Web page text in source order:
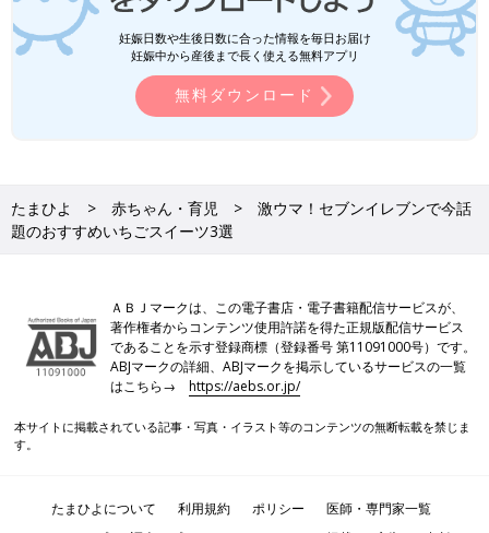
妊娠日数や生後日数に合った情報を毎日お届け
妊娠中から産後まで長く使える無料アプリ
無料ダウンロード
たまひよ 赤ちゃん・育児
激ウマ！セブンイレブンで今話
題のおすすめいちごスイーツ3選
ＡＢＪマークは、この電子書店・電子書籍配信サービスが、
著作権者からコンテンツ使用許諾を得た正規版配信サービス
であることを示す登録商標（登録番号 第11091000号）です。
ABJマークの詳細、ABJマークを掲示しているサービスの一覧
はこちら→https://aebs.or.jp/
本サイトに掲載されている記事・写真・イラスト等のコンテンツの無断転載を禁じま
す。
たまひよについて 利用規約 ポリシー
医師・専門家一覧